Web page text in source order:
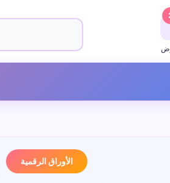
الأوراق الرقمية